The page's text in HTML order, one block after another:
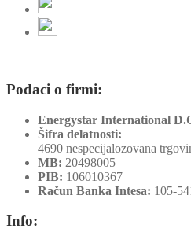
Podaci o firmi:
Energystar International
Šifra delatnosti:
4690 nespecijalozovana
MB: 20498005
PIB: 106010367
Račun Banka Intesa: 105-
Info: